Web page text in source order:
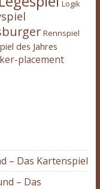
Logik
Rennspiel
des Jahres
placement
– Das Kartenspiel
– Das